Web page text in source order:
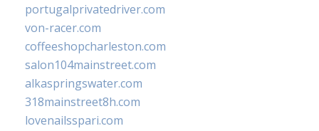
portugalprivatedriver.com
von-racer.com
coffeeshopcharleston.com
salon104mainstreet.com
alkaspringswater.com
318mainstreet8h.com
lovenailsspari.com